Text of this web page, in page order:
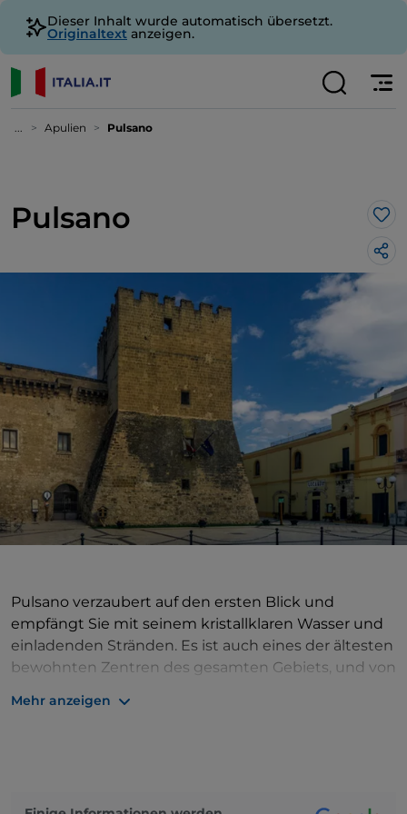
Dieser Inhalt wurde automatisch übersetzt.
Originaltext anzeigen.
... Apulien Pulsano
Pulsano
Pulsano verzaubert auf den ersten Blick und
empfängt Sie mit seinem kristallklaren Wasser und
einladenden Stränden. Es ist auch eines der ältesten
bewohnten Zentren des gesamten Gebiets, und von
Nekropole und die Überreste von Dörfern aus dem
Mehr anzeigen